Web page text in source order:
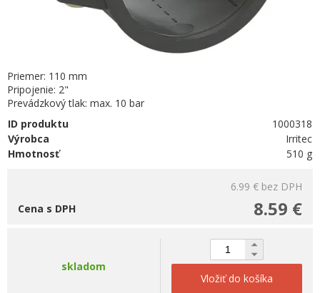
Priemer: 110 mm
Pripojenie: 2"
Prevádzkový tlak: max. 10 bar
ID produktu
1000318
Výrobca
Irritec
Hmotnosť
510 g
6.99 € bez DPH
8.59 €
Cena s DPH
skladom
Vložiť do košíka